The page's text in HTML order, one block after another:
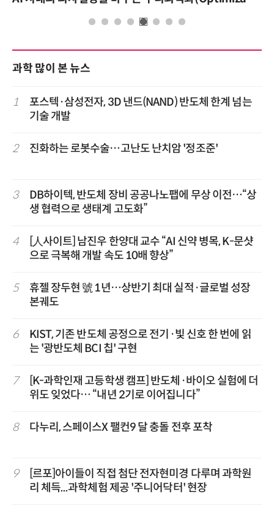
과학 많이 본 뉴스
1
포스텍·삼성전자, 3D 낸드(NAND) 반도체 한계 넘는
기술 개발
2 진화하는 로봇수술…고난도 난치암 '정조준'
3
DB하이텍, 반도체 장비 공공나노팹에 무상 이전…“상
생 협력으로 생태계 고도화”
4
[人사이트] 남진우 한양대 교수 “AI 신약 병목, K-문샷
으로 극복해 개발 속도 10배 향상”
5
휴젤 장두현 號 1년…상반기 최대 실적·글로벌 성장
본궤도
6
KIST, 기존 반도체 공정으로 전기·빛 신호 한 번에 읽
는 '광반도체 BCI 칩' 구현
7
[K-과학인재 고등학생 캠프] 반도체·바이오 실험에 더
위도 잊었다… “내년 2기로 이어집니다”
8 다누리, 스페이스X 팰컨9 달 충돌 전후 포착
9
[르포]아이들이 직접 첨단 전자현미경 다루며 과학원
리 체득...과학체험 제공 '주니어닥터' 현장